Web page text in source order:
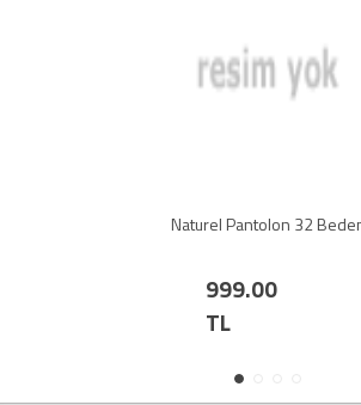
Naturel Pantolon 32 Beden
999.00
TL